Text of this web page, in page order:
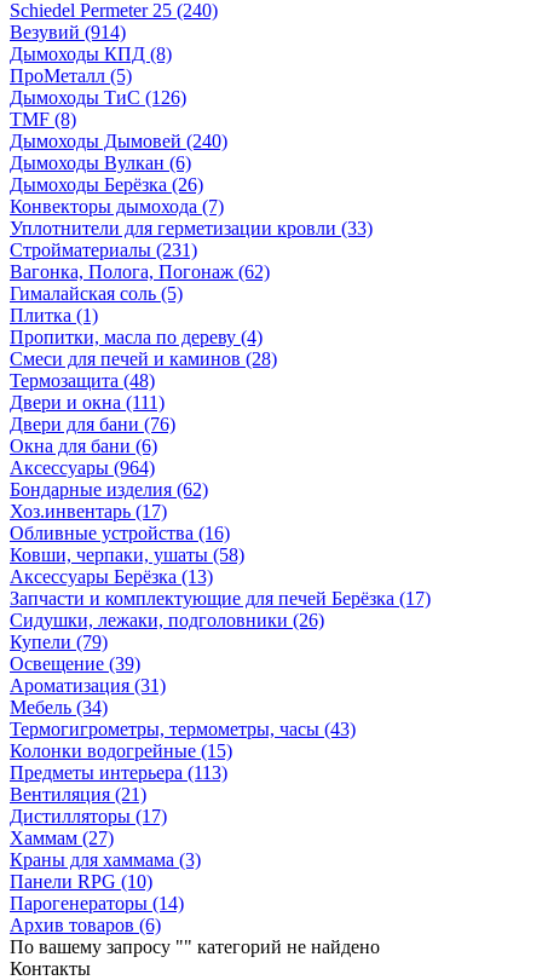
Schiedel Permeter 25 (240)
Везувий (914)
Дымоходы КПД (8)
ПроМеталл (5)
Дымоходы ТиС (126)
TMF (8)
Дымоходы Дымовей (240)
Дымоходы Вулкан (6)
Дымоходы Берёзка (26)
Конвекторы дымохода (7)
Уплотнители для герметизации кровли (33)
Стройматериалы (231)
Вагонка, Полога, Погонаж (62)
Гималайская соль (5)
Плитка (1)
Пропитки, масла по дереву (4)
Смеси для печей и каминов (28)
Термозащита (48)
Двери и окна (111)
Двери для бани (76)
Окна для бани (6)
Аксессуары (964)
Бондарные изделия (62)
Хоз.инвентарь (17)
Обливные устройства (16)
Ковши, черпаки, ушаты (58)
Аксессуары Берёзка (13)
Запчасти и комплектующие для печей Берёзка (17)
Сидушки, лежаки, подголовники (26)
Купели (79)
Освещение (39)
Ароматизация (31)
Мебель (34)
Термогигрометры, термометры, часы (43)
Колонки водогрейные (15)
Предметы интерьера (113)
Вентиляция (21)
Дистилляторы (17)
Хаммам (27)
Краны для хаммама (3)
Панели RPG (10)
Парогенераторы (14)
Архив товаров (6)
По вашему запросу "" категорий не найдено
Контакты